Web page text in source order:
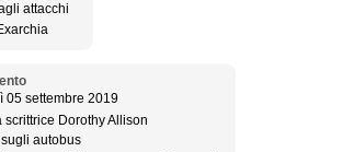
attacchi
05 settembre 2019
Dorothy Allison
autobus